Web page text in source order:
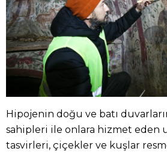
Hipojenin doğu ve batı
sahipleri ile onlara hizmet eden
tasvirleri, çiçekler ve kuşlar